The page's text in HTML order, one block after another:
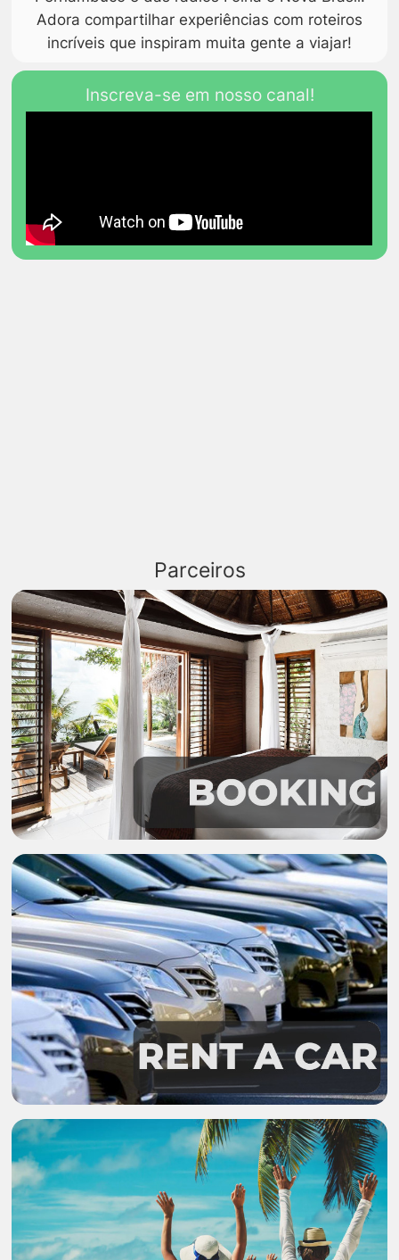
Adora compartilhar experiências com roteiros
incríveis que inspiram muita gente a viajar!
Inscreva-se em nosso canal!
Parceiros